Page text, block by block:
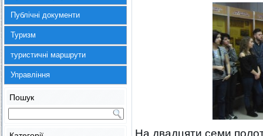
Публічні документи
Туризм
туристичні маршрути
Управління
Пошук
На двадцяти семи